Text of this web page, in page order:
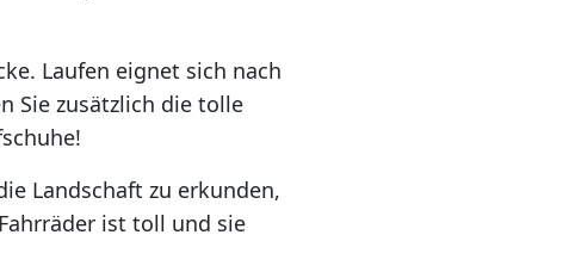
Laufen eignet sich nach
Sie zusätzlich die tolle
Landschaft zu erkunden,
ist toll und sie